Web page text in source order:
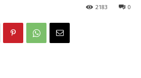
0
2183